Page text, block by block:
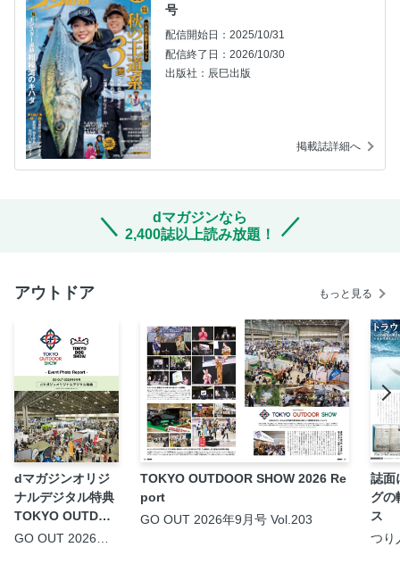
号
配信開始日：2025/10/31
配信終了日：2026/10/30
出版社：辰巳出版
掲載誌詳細へ
dマガジンなら
2,400誌以上読み放題！
アウトドア もっと見る
dマガジンオリジ
ナルデジタル特典
TOKYO OUTDOO
R SHOW 2026 -E
GO OUT 2026年9
TOKYO OUTDOOR SHOW 2026 Re
port
GO OUT 2026年9月号 Vol.203
誌面
グ
ス
ライ
つり